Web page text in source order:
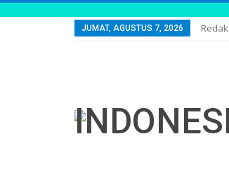
JUMAT, AGUSTUS 7, 2026